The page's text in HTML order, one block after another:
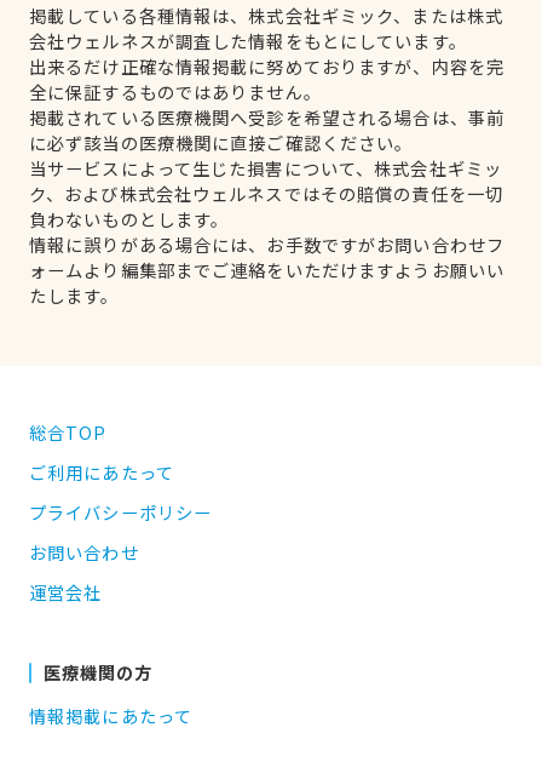
掲載している各種情報は、株式会社ギミック、または株式
会社ウェルネスが調査した情報をもとにしています。
出来るだけ正確な情報掲載に努めておりますが、内容を完
全に保証するものではありません。
掲載されている医療機関へ受診を希望される場合は、事前
に必ず該当の医療機関に直接ご確認ください。
当サービスによって生じた損害について、株式会社ギミッ
ク、および株式会社ウェルネスではその賠償の責任を一切
負わないものとします。
情報に誤りがある場合には、お手数ですがお問い合わせフ
ォームより編集部までご連絡をいただけますようお願いい
たします。
総合TOP
ご利用にあたって
プライバシーポリシー
お問い合わせ
運営会社
医療機関の方
情報掲載にあたって